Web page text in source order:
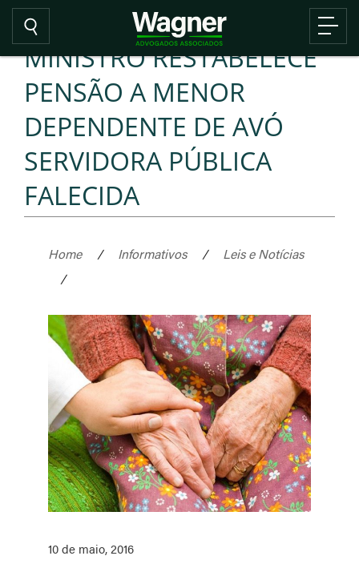
MINISTRO RESTABELECE
PENSÃO A MENOR
DEPENDENTE DE AVÓ
SERVIDORA PÚBLICA
FALECIDA
Home / Informativos /
Leis e Notícias
/
10 de maio, 2016